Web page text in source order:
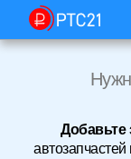
Добавьте